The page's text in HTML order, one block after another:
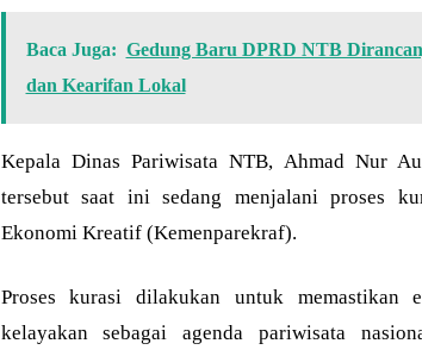
Baca Juga: Gedung Baru DPRD NTB
dan Kearifan Lokal
Kepala Dinas Pariwisata NTB, Ahmad Nur
tersebut saat ini sedang menjalani proses
Ekonomi Kreatif (Kemenparekraf).
Proses kurasi dilakukan untuk memastikan
kelayakan sebagai agenda pariwisata